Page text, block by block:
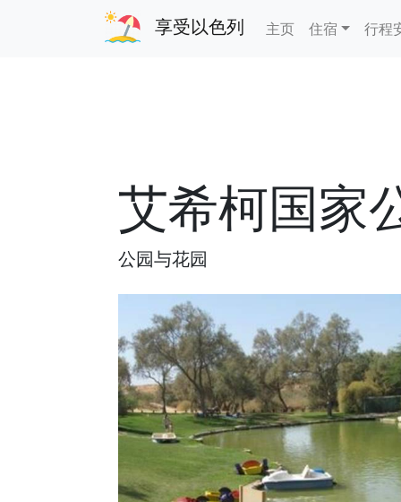
享受以色列 主页 住宿 行程
艾希柯国家
公园与花园